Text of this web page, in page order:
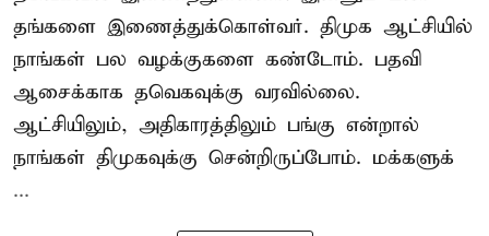
தங்களை இணைத்துக்கொள்வர். திமுக ஆட்சியில்
நாங்கள் பல வழக்குகளை கண்டோம். பதவி
ஆசைக்காக தவெகவுக்கு வரவில்லை.
ஆட்சியிலும், அதிகாரத்திலும் பங்கு என்றால்
நாங்கள் திமுகவுக்கு சென்றிருப்போம். மக்களுக்
...